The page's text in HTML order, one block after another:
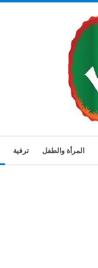
المرأة والطفل ترفية